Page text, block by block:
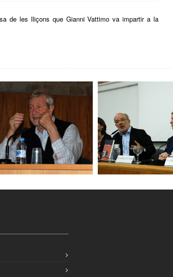
de les lliçons que Gianni Vattimo va impartir a la